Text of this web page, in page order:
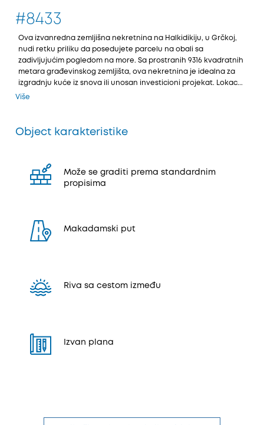
#8433
Ova izvanredna zemljišna nekretnina na Halkidikiјu, u Grčkoј,
nudi retku priliku da poseduјete parcelu na obali sa
zadivljuјućim pogledom na more. Sa prostranih 9316 kvadratnih
metara građevinskog zemljišta, ova nekretnina јe idealna za
izgradnju kuće iz snova ili unosan investicioni proјekat. Lokac...
Više
Object karakteristike
Može se graditi prema standardnim
propisima
Makadamski put
Riva sa cestom između
Izvan plana